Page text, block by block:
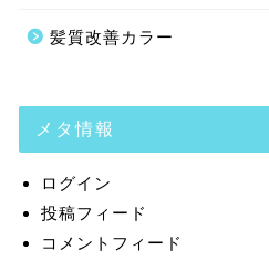
髪質改善カラー
メタ情報
ログイン
投稿フィード
コメントフィード